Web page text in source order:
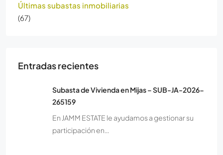
Últimas subastas inmobiliarias
(67)
Entradas recientes
Subasta de Vivienda en Mijas – SUB-JA-2026-
265159
En JAMM ESTATE le ayudamos a gestionar su
participación en…